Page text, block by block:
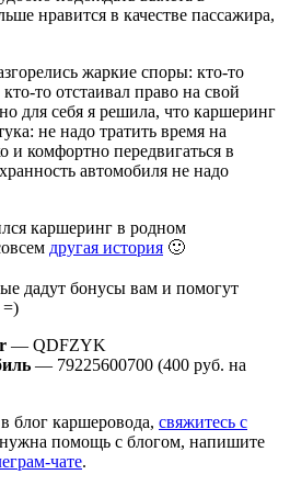
нравится в качестве пассажира,
жаркие споры: кто-то
то отстаивал право на свой
для себя я решила, что каршеринг
не надо тратить время на
комфортно передвигаться в
автомобиля не надо
каршеринг в родном
другая история 🙂
дадут бонусы вам и помогут
=)
— QDFZYK
— 79225600700 (400 руб. на
блог каршеровода, свяжитесь с
помощь с блогом, напишите
чате.